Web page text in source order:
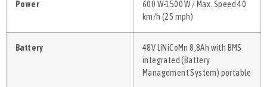
Power
600 W-1500 W / Max. Speed 40
km/h (25 mph)
Battery
48V LiNiCoMn 8,8Ah with BMS
integrated (Battery
Management System) portable